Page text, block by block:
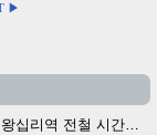
▶
경의중앙선 왕십리역 전철 시간표 (2026.4.20~)